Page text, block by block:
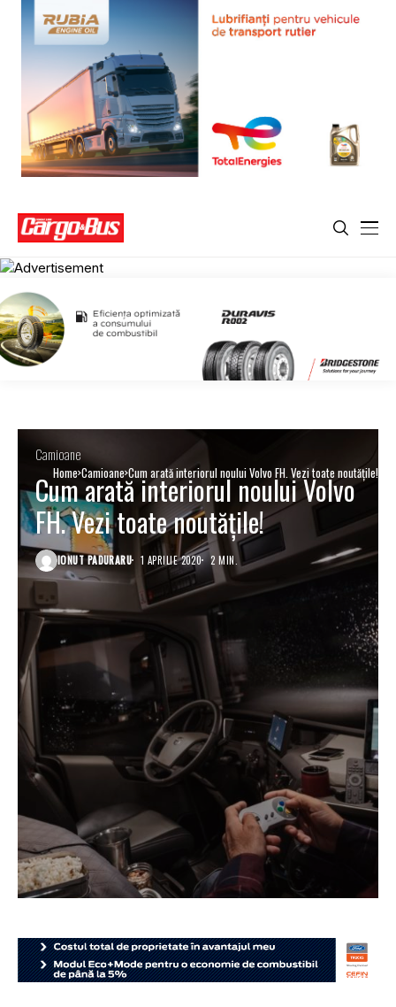
Home Camioane Cum arată interiorul noului Volvo FH. Vezi toate noutățile!
Camioane
Cum arată interiorul noului Volvo
FH. Vezi toate noutățile!
IONUT PADURARU 1 APRILIE 2020 2 MIN.